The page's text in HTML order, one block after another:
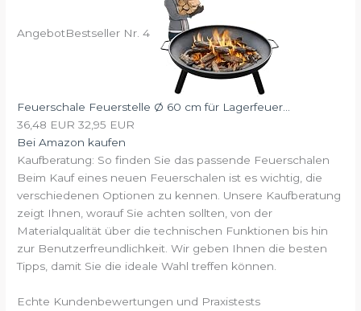
AngebotBestseller Nr. 4
Feuerschale Feuerstelle Ø 60 cm für Lagerfeuer...
36,48 EUR 32,95 EUR
Bei Amazon kaufen
Kaufberatung: So finden Sie das passende Feuerschalen
Beim Kauf eines neuen Feuerschalen ist es wichtig, die
verschiedenen Optionen zu kennen. Unsere Kaufberatung
zeigt Ihnen, worauf Sie achten sollten, von der
Materialqualität über die technischen Funktionen bis hin
zur Benutzerfreundlichkeit. Wir geben Ihnen die besten
Tipps, damit Sie die ideale Wahl treffen können.
Echte Kundenbewertungen und Praxistests